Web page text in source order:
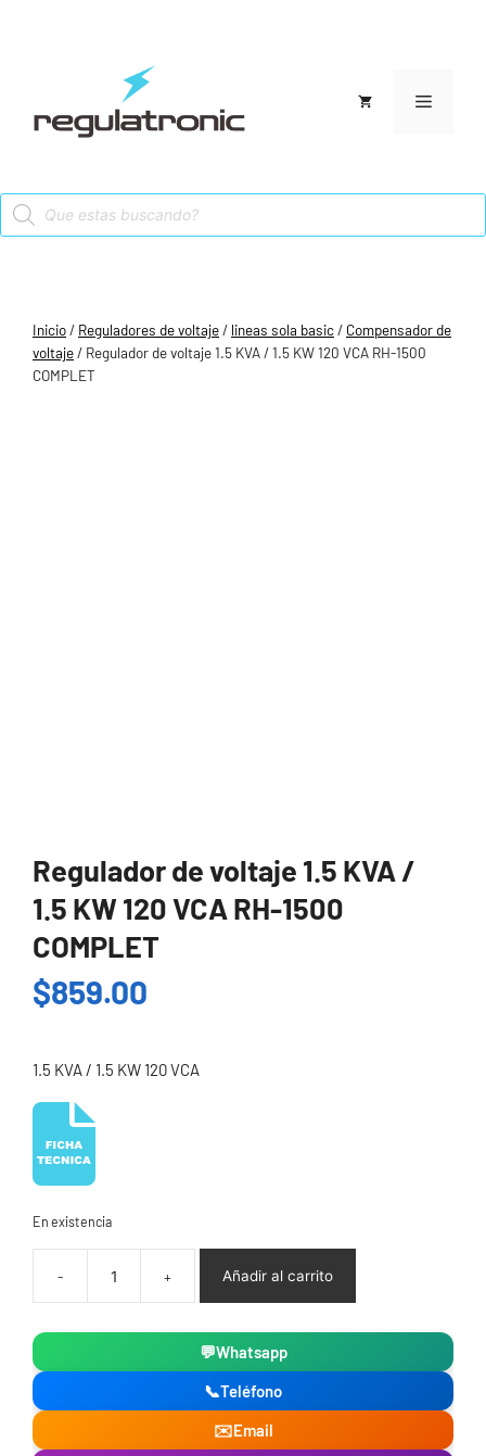
Menú
Products
search
Inicio/ Reguladores de voltaje/ lineas sola basic/ Compensador de
voltaje/ Regulador de voltaje 1.5 KVA / 1.5 KW 120 VCA RH-1500
COMPLET
Regulador de voltaje 1.5 KVA /
1.5 KW 120 VCA RH-1500
COMPLET
$859.00
1.5 KVA / 1.5 KW 120 VCA
En existencia
Regulador
de
voltaje
1.5
KVA
KW
Añadir al carrito
💬Whatsapp
📞Teléfono
✉️Email